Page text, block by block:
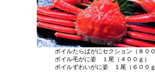
ボイルたらばがにセクション（８００
ボイル毛がに姿 １尾（４００
ボイルずわいがに姿 １尾（６００